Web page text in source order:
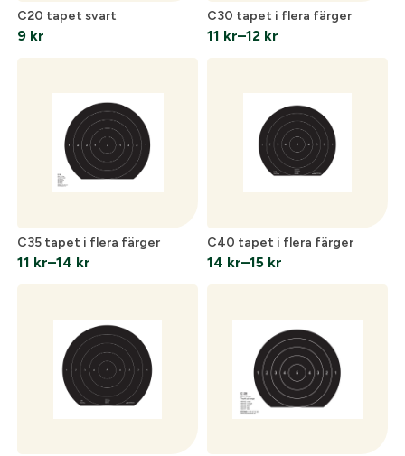
Mitt konto
Kontakta oss
C20 tapet svart
9 kr
C30 tapet i flera färger
11 kr–12 kr
Prisintervall:
C35 tapet i flera färger
11 kr–14 kr
Prisintervall:
C40 tapet i flera färger
14 kr–15 kr
Prisintervall: